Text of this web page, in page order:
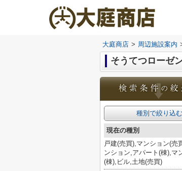
大庭商店 > 周辺施設案内
そうてつローゼ
種別で絞り込む
現在の種別
戸建(売買),マンション(売
ンション,アパート(棟),マ
(棟),ビル,土地(売買)